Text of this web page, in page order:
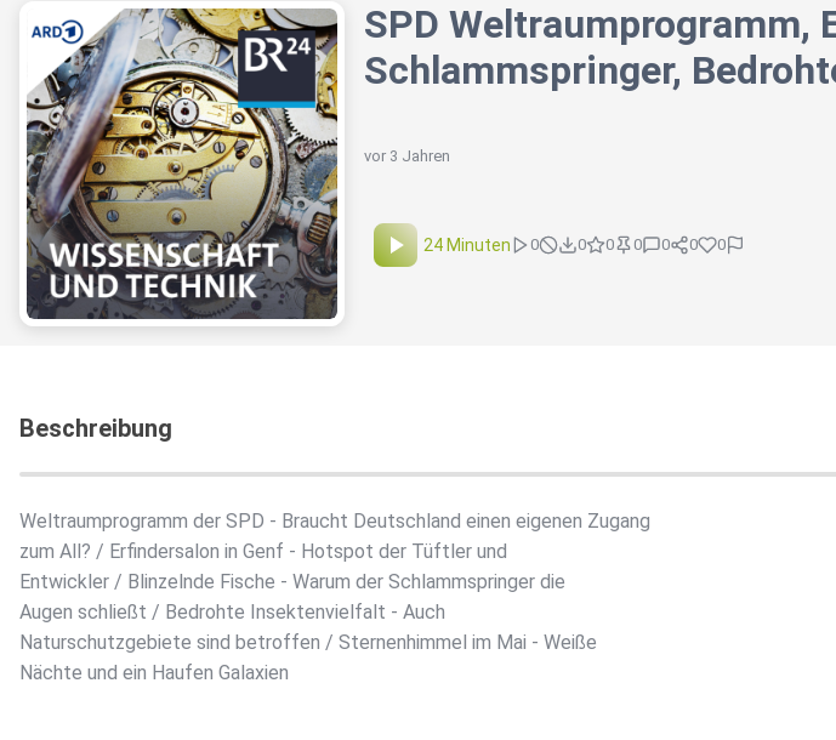
SPD Weltraumprogramm,
Schlammspringer,
vor 3 Jahren
24 Minuten 0 0 0 0 0 0 0
Beschreibung
Weltraumprogramm der SPD - Braucht Deutschland einen eigenen Zugang
zum All? / Erfindersalon in Genf - Hotspot der Tüftler und
Entwickler / Blinzelnde Fische - Warum der Schlammspringer die
Augen schließt / Bedrohte Insektenvielfalt - Auch
Naturschutzgebiete sind betroffen / Sternenhimmel im Mai - Weiße
Nächte und ein Haufen Galaxien